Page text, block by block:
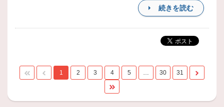
続きを読む
1 2 3 4 5 … 30 31